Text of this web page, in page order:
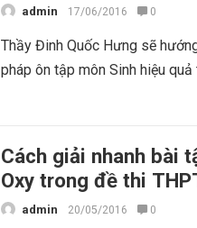
admin 17/06/2016 0
Thầy Đinh Quốc Hưng sẽ
pháp ôn tập môn Sinh hiệu
Cách giải nhanh bài
Oxy trong đề thi
admin 20/05/2016 0